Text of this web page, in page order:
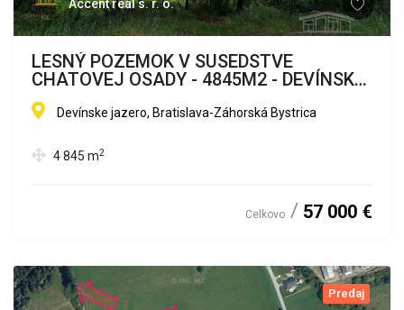
Accent real s. r. o.
LESNÝ POZEMOK V SUSEDSTVE
CHATOVEJ OSADY - 4845M2 - DEVÍNSKE
JAZERO
Devínske jazero, Bratislava-Záhorská Bystrica
4 845 m2
Celkovo 57 000 €
Predaj